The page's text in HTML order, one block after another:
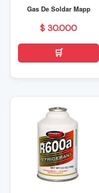
Gas De Soldar Mapp
$ 30.000